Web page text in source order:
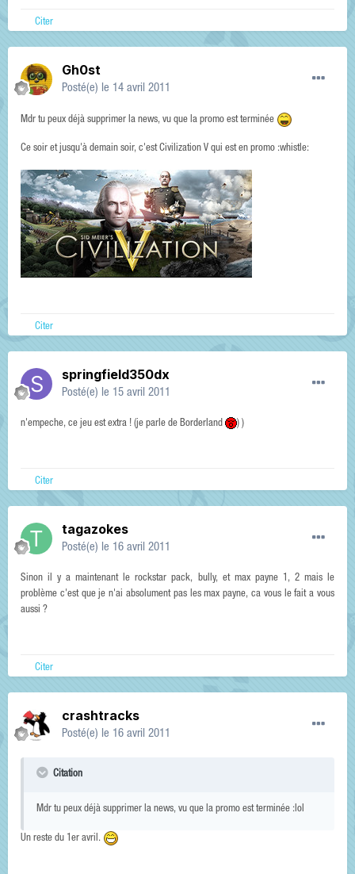
Citer
Gh0st
Posté(e) le 14 avril 2011
Mdr tu peux déjà supprimer la news, vu que la promo est terminée
Ce soir et jusqu'à demain soir, c'est Civilization V qui est en promo :whistle:
Citer
springfield350dx
Posté(e) le 15 avril 2011
n'empeche, ce jeu est extra ! (je parle de Borderland ) )
Citer
tagazokes
Posté(e) le 16 avril 2011
Sinon il y a maintenant le rockstar pack, bully, et max payne 1, 2 mais le
problème c'est que je n'ai absolument pas les max payne, ca vous le fait a vous
aussi ?
Citer
crashtracks
Posté(e) le 16 avril 2011
Citation
Mdr tu peux déjà supprimer la news, vu que la promo est terminée :lol
Un reste du 1er avril.